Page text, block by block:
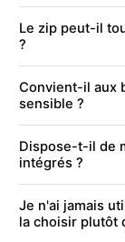
Le zip peut-il
?
Convient-il aux
sensible ?
Dispose-t-il de
intégrés ?
Je n'ai jamais
la choisir plutôt